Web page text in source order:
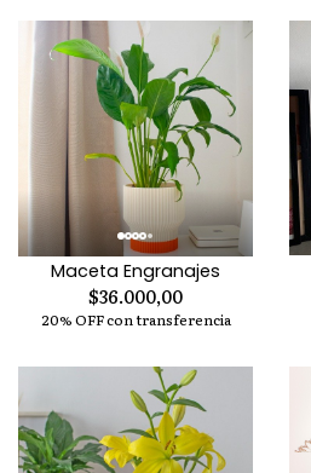
Maceta Engranajes
$36.000,00
20% OFF con transferencia